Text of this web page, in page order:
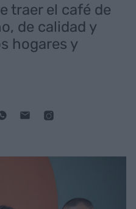
traer el café de
de calidad y
hogares y